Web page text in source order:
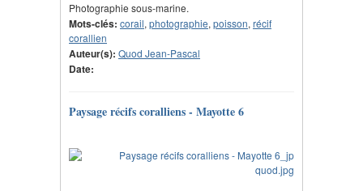
Photographie sous-marine.
Mots-clés: corail, photographie, poisson, récif
corallien
Auteur(s): Quod Jean-Pascal
Date:
Paysage récifs coralliens - Mayotte 6